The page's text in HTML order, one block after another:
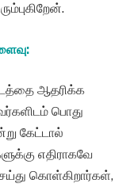
ஆதரிக்க
பொது
கேட்டால்
எதிராகவே
கொள்கிறார்கள்,